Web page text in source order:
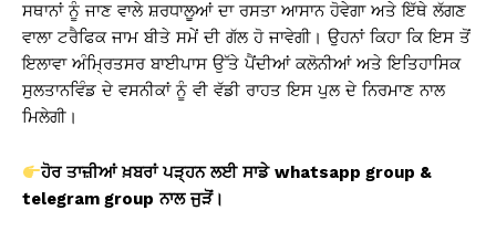
ਸਥਾਨਾਂ ਨੂੰ ਜਾਣ ਵਾਲੇ ਸ਼ਰਧਾਲੂਆਂ ਦਾ ਰਸਤਾ ਆਸਾਨ ਹੋਵੇਗਾ ਅਤੇ ਇੱਥੇ ਲੱਗਣ
ਵਾਲਾ ਟਰੈਫਿਕ ਜਾਮ ਬੀਤੇ ਸਮੇਂ ਦੀ ਗੱਲ ਹੋ ਜਾਵੇਗੀ। ਉਹਨਾਂ ਕਿਹਾ ਕਿ ਇਸ ਤੋਂ
ਇਲਾਵਾ ਅੰਮ੍ਰਿਤਸਰ ਬਾਈਪਾਸ ਉੱਤੇ ਪੈਂਦੀਆਂ ਕਲੋਨੀਆਂ ਅਤੇ ਇਤਿਹਾਸਿਕ
ਸੁਲਤਾਨਵਿੰਡ ਦੇ ਵਸਨੀਕਾਂ ਨੂੰ ਵੀ ਵੱਡੀ ਰਾਹਤ ਇਸ ਪੁਲ ਦੇ ਨਿਰਮਾਣ ਨਾਲ
ਮਿਲੇਗੀ।
ਹੋਰ ਤਾਜ਼ੀਆਂ ਖ਼ਬਰਾਂ ਪੜ੍ਹਨ ਲਈ ਸਾਡੇ whatsapp group &
telegram group ਨਾਲ ਜੁੜੋਂ।